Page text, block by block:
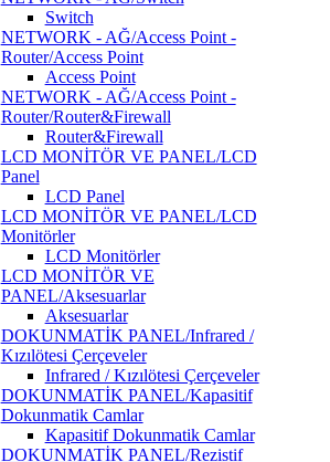
Switch
NETWORK - AĞ/Access Point -
Router/Access Point
Access Point
NETWORK - AĞ/Access Point -
Router/Router&Firewall
Router&Firewall
LCD MONİTÖR VE PANEL/LCD
Panel
LCD Panel
LCD MONİTÖR VE PANEL/LCD
Monitörler
LCD Monitörler
LCD MONİTÖR VE
PANEL/Aksesuarlar
Aksesuarlar
DOKUNMATİK PANEL/Infrared /
Kızılötesi Çerçeveler
Infrared / Kızılötesi Çerçeveler
DOKUNMATİK PANEL/Kapasitif
Dokunmatik Camlar
Kapasitif Dokunmatik Camlar
DOKUNMATİK PANEL/Rezistif